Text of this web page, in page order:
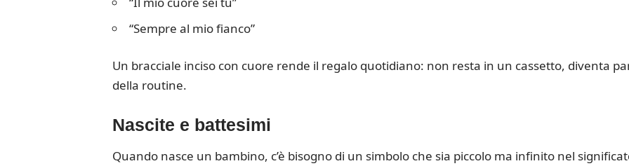
“Sempre al mio fianco”
Un bracciale inciso con cuore rende il regalo quotidiano: non resta in un cassetto, diventa
della routine.
Nascite e battesimi
Quando nasce un bambino, c’è bisogno di un simbolo che sia piccolo ma infinito nel